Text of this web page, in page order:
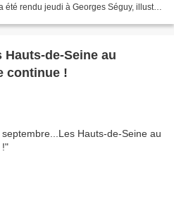
rendu jeudi à Georges Séguy, illustre
Hauts-de-Seine au
continue !